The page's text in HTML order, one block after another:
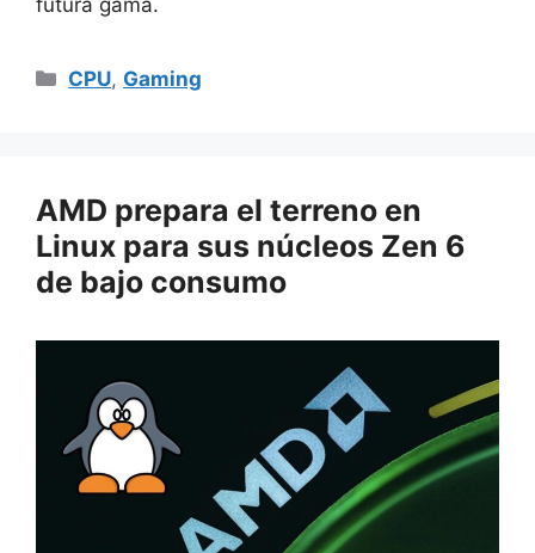
Categorías
CPU, Gaming
AMD prepara el terreno en
Linux para sus núcleos Zen 6
de bajo consumo